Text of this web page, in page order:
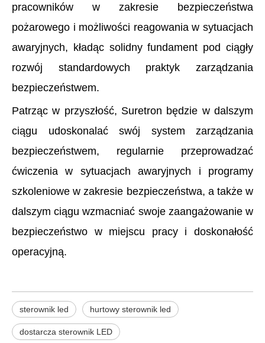
pracowników w zakresie bezpieczeństwa
pożarowego i możliwości reagowania w sytuacjach
awaryjnych, kładąc solidny fundament pod ciągły
rozwój standardowych praktyk zarządzania
bezpieczeństwem.
Patrząc w przyszłość, Suretron będzie w dalszym
ciągu udoskonalać swój system zarządzania
bezpieczeństwem, regularnie przeprowadzać
ćwiczenia w sytuacjach awaryjnych i programy
szkoleniowe w zakresie bezpieczeństwa, a także w
dalszym ciągu wzmacniać swoje zaangażowanie w
bezpieczeństwo w miejscu pracy i doskonałość
operacyjną.
sterownik led hurtowy sterownik led
dostarcza sterownik LED